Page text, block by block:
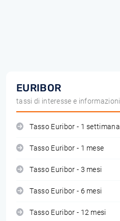
EURIBOR
tassi di interesse e informazioni
Tasso Euribor - 1 settimana
Tasso Euribor - 1 mese
Tasso Euribor - 3 mesi
Tasso Euribor - 6 mesi
Tasso Euribor - 12 mesi